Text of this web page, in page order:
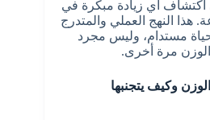
أي زيادة مبكرة في
هذا النهج العملي والمتدرج
مستدام، وليس مجرد
مرة أخرى.
وكيف يتجنبها